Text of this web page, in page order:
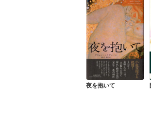
夜を抱いて